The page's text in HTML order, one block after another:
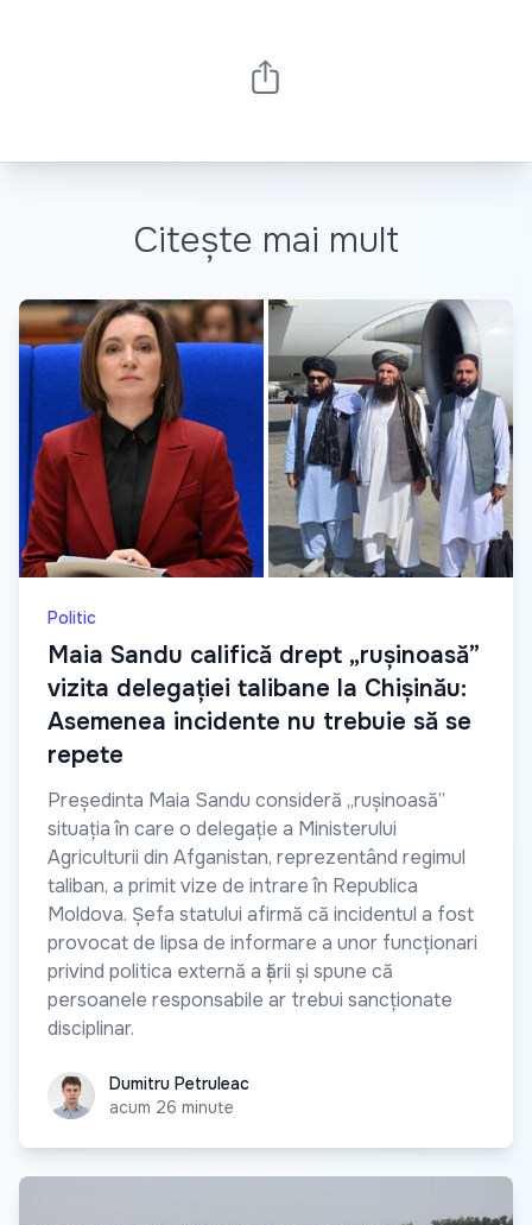
Citește mai mult
Politic
Maia Sandu califică drept „rușinoasă”
vizita delegației talibane la Chișinău:
Asemenea incidente nu trebuie să se
repete
Președinta Maia Sandu consideră „rușinoasă”
situația în care o delegație a Ministerului
Agriculturii din Afganistan, reprezentând regimul
taliban, a primit vize de intrare în Republica
Moldova. Șefa statului afirmă că incidentul a fost
provocat de lipsa de informare a unor funcționari
privind politica externă a țării și spune că
persoanele responsabile ar trebui sancționate
disciplinar.
Dumitru Petruleac
Dumitru Petruleac
acum 26 minute